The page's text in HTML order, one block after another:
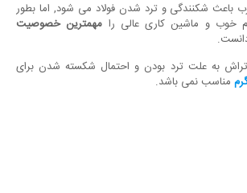
باعث شکنندگی و ترد شدن فولاد می شود, اما بطور
خوب و ماشین کاری عالی را مهمترین خصوصیت
به علت ترد بودن و احتمال شکسته شدن برای
مناسب نمی باشد.